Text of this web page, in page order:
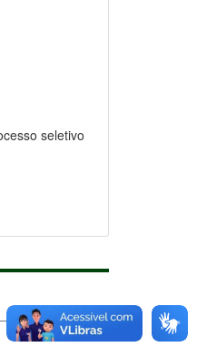
seletivo